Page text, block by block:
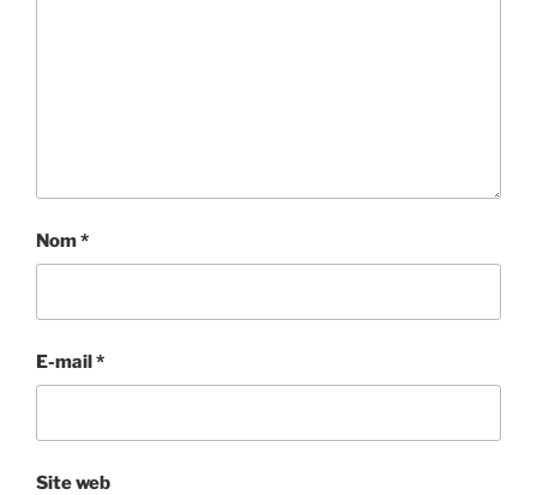
Nom*
E-mail*
Site web